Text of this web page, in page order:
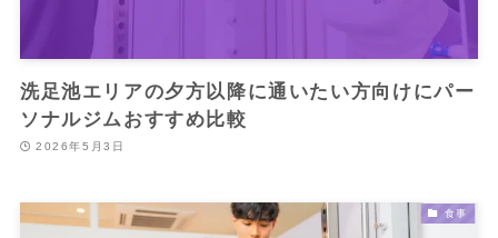
洗足池エリアの夕方以降に通いたい方向けにパー
ソナルジムおすすめ比較
2026年5月3日
食事